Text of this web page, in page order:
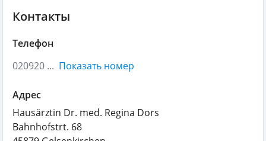
Контакты
Телефон
020920 ... Показать номер
Адрес
Hausärztin Dr. med. Regina Dors
Bahnhofstrt. 68